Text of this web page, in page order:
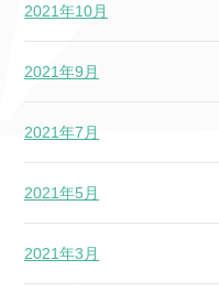
2021年10月
2021年9月
2021年7月
2021年5月
2021年3月